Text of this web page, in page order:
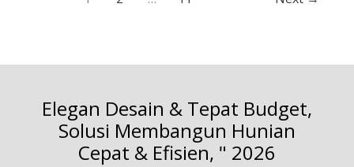
Elegan Desain & Tepat Budget,
Solusi Membangun Hunian
Cepat & Efisien, " 2026